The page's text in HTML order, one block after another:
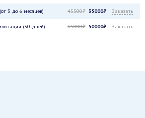
3 до 6 месяцев) 45500₽ 35000₽ Заказать
(50 дней) 65000₽ 50000₽ Заказать